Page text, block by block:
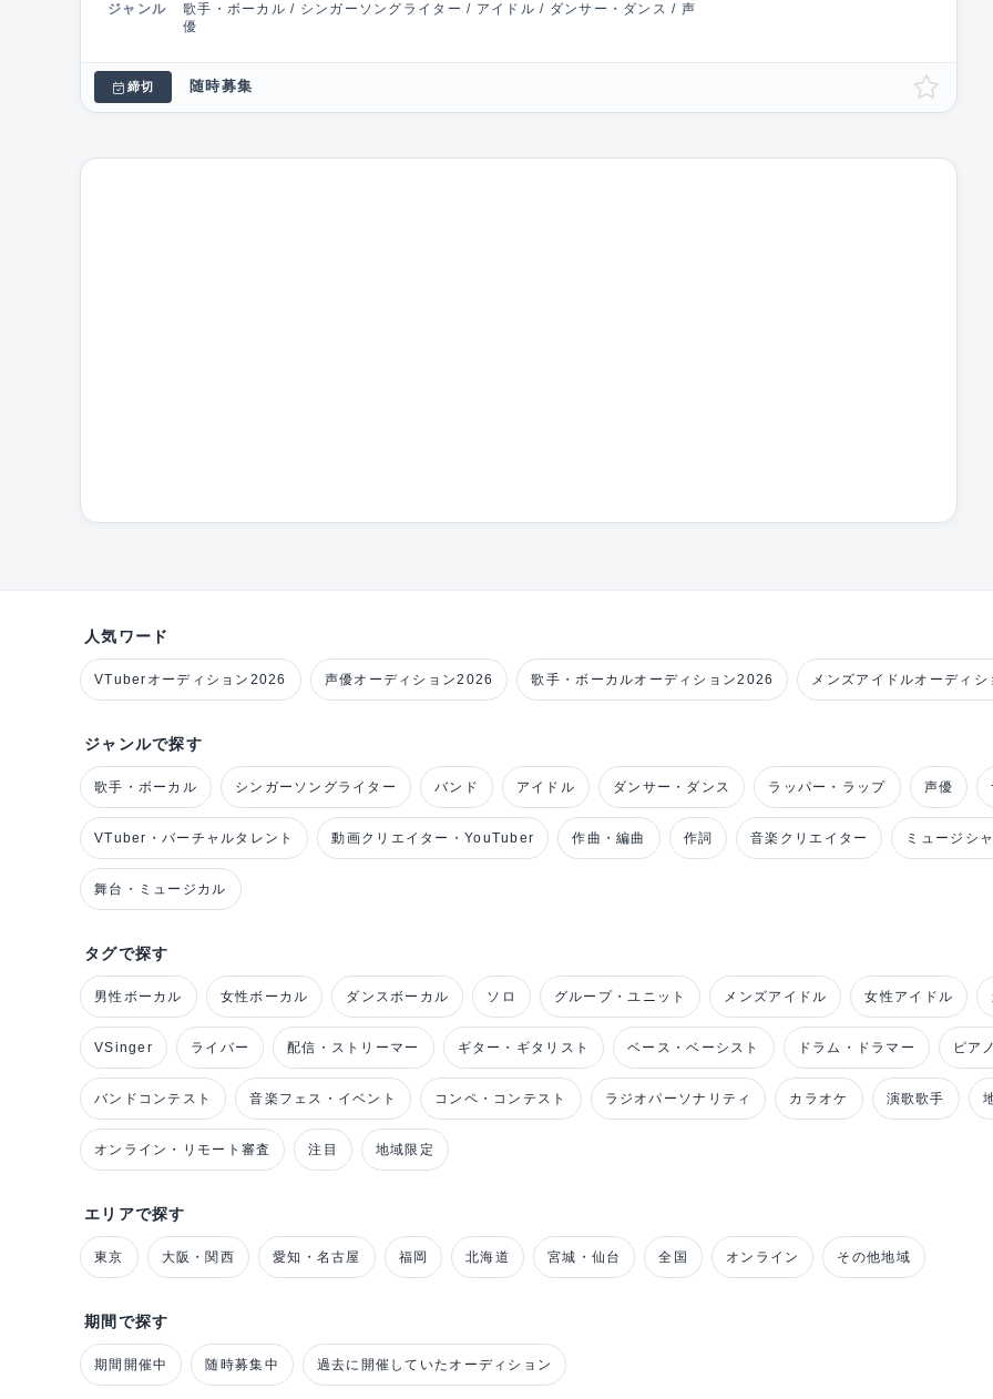
ジャンル
歌手・ボーカル / シンガーソングライター / アイドル / ダンサー・ダンス / 声
優
締切 随時募集
人気ワード
VTuberオーディション2026 声優オーディション2026 歌手・ボーカルオーディション2026 メンズアイドルオーディ
ジャンルで探す
歌手・ボーカル シンガーソングライター バンド アイドル ダンサー・ダンス ラッパー・ラップ 声優
VTuber・バーチャルタレント 動画クリエイター・YouTuber 作曲・編曲 作詞 音楽クリエイター ミュージシ
舞台・ミュージカル
タグで探す
男性ボーカル 女性ボーカル ダンスボーカル ソロ グループ・ユニット メンズアイドル 女性アイドル
VSinger ライバー 配信・ストリーマー ギター・ギタリスト ベース・ベーシスト ドラム・ドラマー ピア
バンドコンテスト 音楽フェス・イベント コンペ・コンテスト ラジオパーソナリティ カラオケ 演歌歌手
オンライン・リモート審査 注目 地域限定
エリアで探す
東京 大阪・関西 愛知・名古屋 福岡 北海道 宮城・仙台 全国 オンライン その他地域
期間で探す
期間開催中 随時募集中 過去に開催していたオーディション